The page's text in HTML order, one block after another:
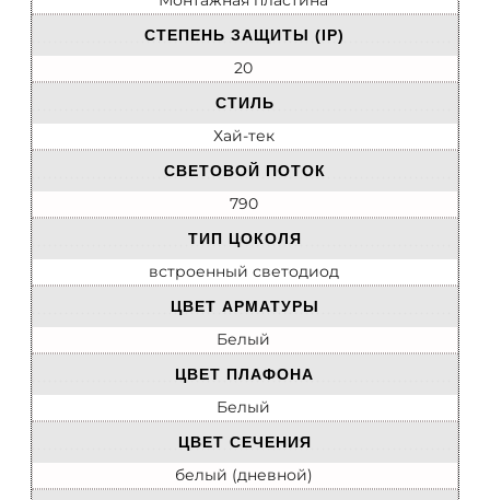
СТЕПЕНЬ ЗАЩИТЫ (IP)
20
СТИЛЬ
Хай-тек
СВЕТОВОЙ ПОТОК
790
ТИП ЦОКОЛЯ
встроенный светодиод
ЦВЕТ АРМАТУРЫ
Белый
ЦВЕТ ПЛАФОНА
Белый
ЦВЕТ СЕЧЕНИЯ
белый (дневной)